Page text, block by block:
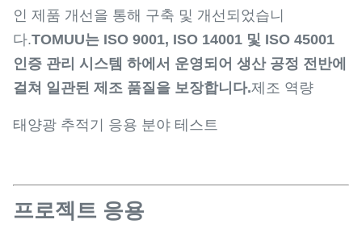
인 제품 개선을 통해 구축 및 개선되었습니
다.TOMUU는 ISO 9001, ISO 14001 및 ISO 45001
인증 관리 시스템 하에서 운영되어 생산 공정 전반에
걸쳐 일관된 제조 품질을 보장합니다.제조 역량
태양광 추적기 응용 분야 테스트
프로젝트 응용